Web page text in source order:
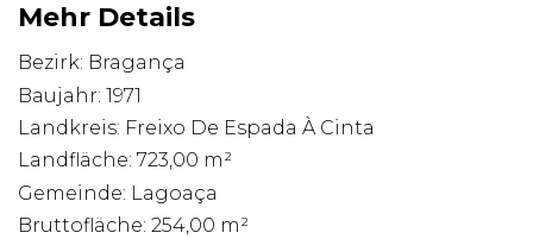
Mehr Details
Bezirk: Bragança
Baujahr: 1971
Landkreis: Freixo De Espada À Cinta
Landfläche: 723,00 m²
Gemeinde: Lagoaça
Bruttofläche: 254,00 m²